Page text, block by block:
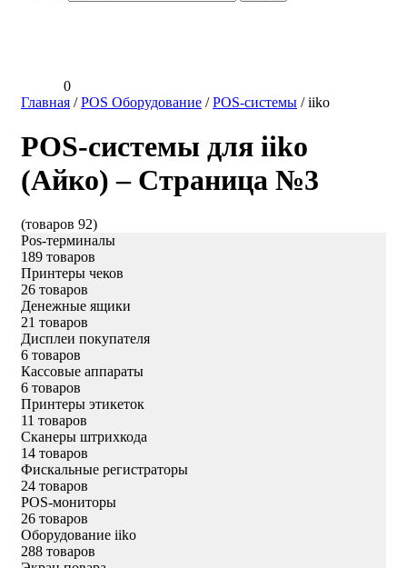
0
Главная /POS Оборудование /POS-системы /iiko
POS-системы для iiko
(Айко) – Страница №3
(товаров 92)
Pos-терминалы
189 товаров
Принтеры чеков
26 товаров
Денежные ящики
21 товаров
Дисплеи покупателя
6 товаров
Кассовые аппараты
6 товаров
Принтеры этикеток
11 товаров
Сканеры штрихкода
14 товаров
Фискальные регистраторы
24 товаров
POS-мониторы
26 товаров
Оборудование iiko
288 товаров